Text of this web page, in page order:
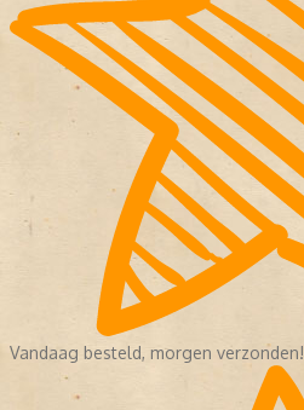
Vandaag besteld, morgen verzonden!